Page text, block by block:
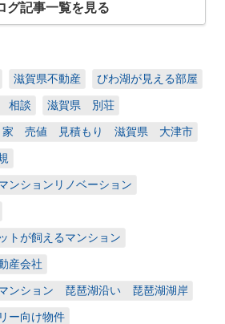
グ記事一覧を見る
滋賀県不動産 びわ湖が見える部屋
談 滋賀県 別荘
家 売値 見積もり 滋賀県 大津市
ションリノベーション
が飼えるマンション
産会社
ション 琵琶湖沿い 琵琶湖湖岸
ー向け物件